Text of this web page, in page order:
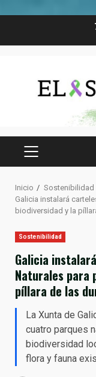
MENÚ
Inicio
Sostenibilidad
Galicia instalará
biodiversidad y la
Sostenibilidad
Galicia
Naturales para
píllara de las
La Xunta de
cuatro parques
biodiversidad
flora y fauna